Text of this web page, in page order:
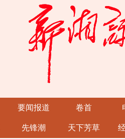
要闻报道 卷首
先锋潮 天下芳草